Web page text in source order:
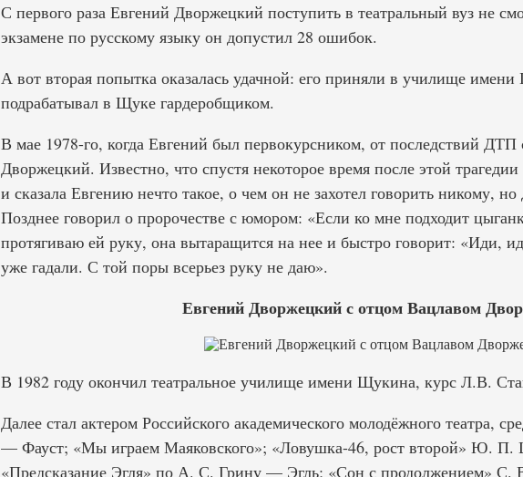
С первого раза Евгений Дворжецкий поступить в театральный вуз не
экзамене по русскому языку он допустил 28 ошибок.
А вот вторая попытка оказалась удачной: его приняли в училище
подрабатывал в Щуке гардеробщиком.
В мае 1978-го, когда Евгений был первокурсником, от последствий ДТП
Дворжецкий. Известно, что спустя некоторое время после этой трагедии
и сказала Евгению нечто такое, о чем он не захотел говорить никому,
Позднее говорил о пророчестве с юмором: «Если ко мне подходит
протягиваю ей руку, она вытаращится на нее и быстро говорит: «Иди,
уже гадали. С той поры всерьез руку не даю».
Евгений Дворжецкий с отцом Вацлавом
В 1982 году окончил театральное училище имени Щукина, курс Л.В.
Далее стал актером Российского академического молодёжного театра,
— Фауст; «Мы играем Маяковского»; «Ловушка-46, рост второй» Ю.
«Предсказание Эгля» по А. С. Грину — Эгль; «Сон с продолжением»